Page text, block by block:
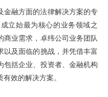
金融方面的法律解决方案的专
立始最为核心的业务领域之
商业需求，卓纬公司业务团队
以及面临的挑战，并凭借丰富
包括企业、投资者、金融机构
效的解决方案。